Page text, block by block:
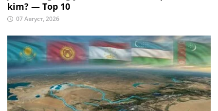
kim? — Top 10
07 Август, 2026